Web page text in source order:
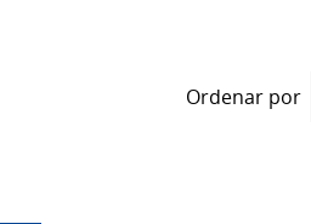
Ordenar por